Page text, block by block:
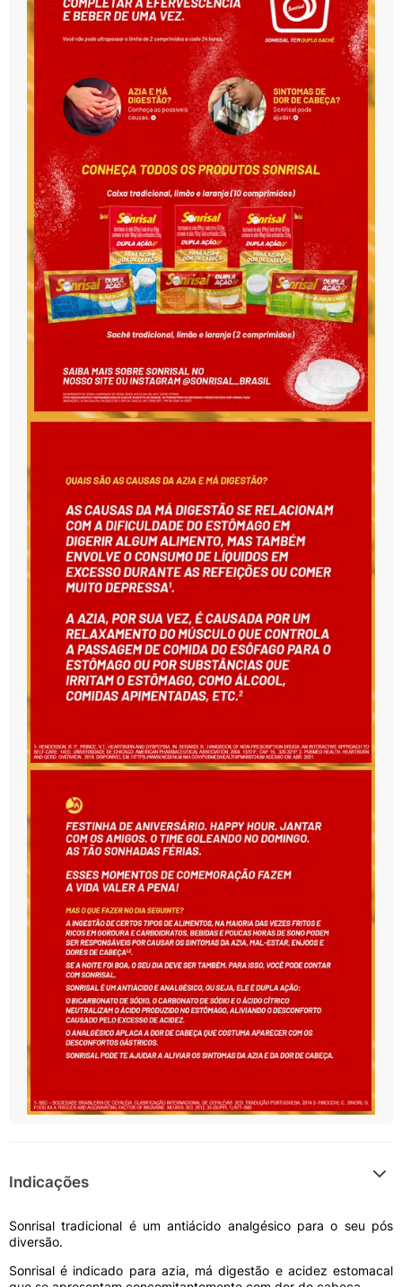
Indicações
Sonrisal tradicional é um antiácido analgésico para o seu pós
diversão.
Sonrisal é indicado para azia, má digestão e acidez estomacal